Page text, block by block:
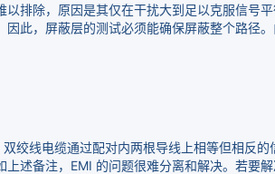
排除，原因是其仅在干扰大到足以克服信号
此，屏蔽层的测试必须能确保屏蔽整个路径
绞线电缆通过配对内两根导线上相等但相反
述备注，EMI 的问题很难分离和解决。若要